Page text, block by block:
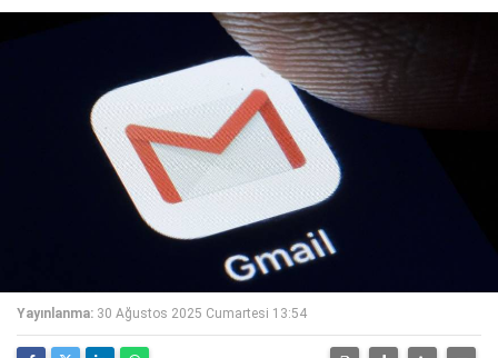
Yayınlanma: 30 Ağustos 2025 Cumartesi 13:54